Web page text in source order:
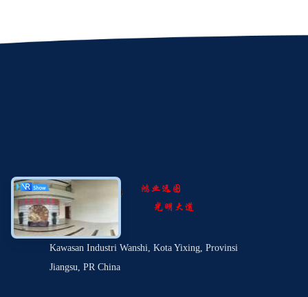
Kawasan Industri Wanshi, Kota Yixing, Provinsi
Jiangsu, PR China